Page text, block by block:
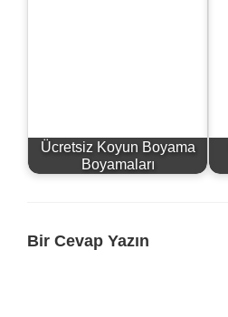
Ücretsiz Koyun Boyama
Boyamaları
Bir Cevap Yazın